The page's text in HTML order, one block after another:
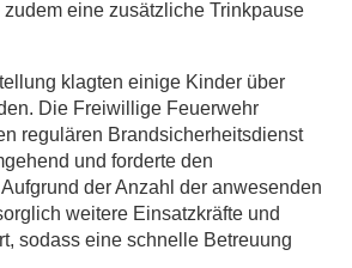
eine zusätzliche Trinkpause
klagten einige Kinder über
Die Freiwillige Feuerwehr
regulären Brandsicherheitsdienst
und forderte den
der Anzahl der anwesenden
weitere Einsatzkräfte und
sodass eine schnelle Betreuung